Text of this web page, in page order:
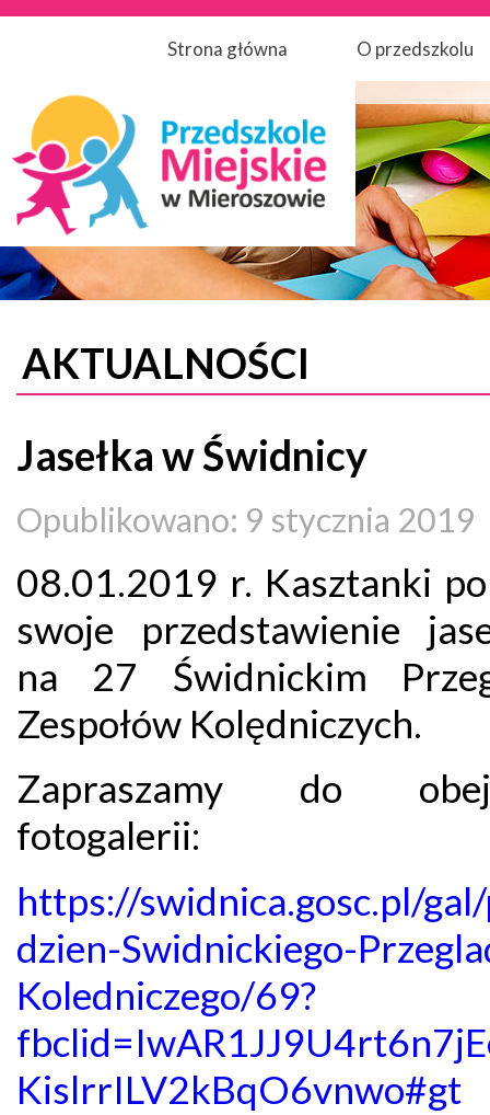
Strona główna O przedszkolu
AKTUALNOŚCI
Jasełka w Świdnicy
Opublikowano: 9 stycznia 2019
08.01.2019 r. Kasztanki
swoje przedstawienie
na 27 Świdnickim
Zespołów Kolędniczych.
Zapraszamy do
fotogalerii:
https://swidnica.gosc.pl/
dzien-Swidnickiego-
Koledniczego/69?
KislrrILV2kBqO6vnwo#gt